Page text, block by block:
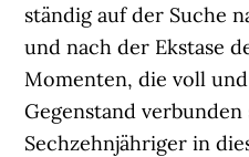
ständig auf der Suche
und nach der Ekstase
Momenten, die voll
Gegenstand
Sechzehnjähriger in